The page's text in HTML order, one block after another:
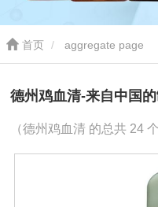
首页 aggregate page
德州鸡血清-来自中国
（德州鸡血清 的总共 24